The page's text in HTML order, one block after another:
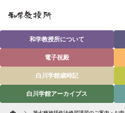
和学教授所について
電子祝殿
白川学館歳時記
白川学館アーカイブス